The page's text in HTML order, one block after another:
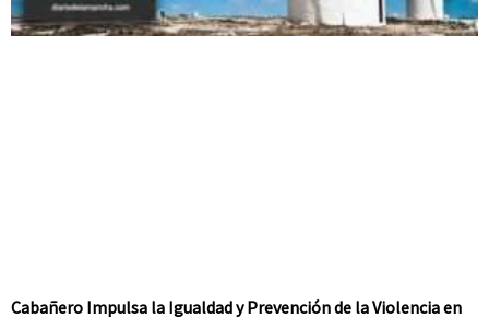
Cabañero Impulsa la Igualdad y Prevención de la Violencia en